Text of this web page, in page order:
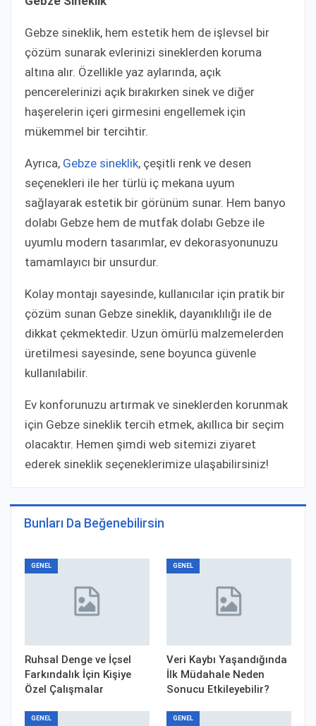
Gebze sineklik, hem estetik hem de işlevsel bir
çözüm sunarak evlerinizi sineklerden koruma
altına alır. Özellikle yaz aylarında, açık
pencerelerinizi açık bırakırken sinek ve diğer
haşerelerin içeri girmesini engellemek için
mükemmel bir tercihtir.
Ayrıca, Gebze sineklik, çeşitli renk ve desen
seçenekleri ile her türlü iç mekana uyum
sağlayarak estetik bir görünüm sunar. Hem banyo
dolabı Gebze hem de mutfak dolabı Gebze ile
uyumlu modern tasarımlar, ev dekorasyonunuzu
tamamlayıcı bir unsurdur.
Kolay montajı sayesinde, kullanıcılar için pratik bir
çözüm sunan Gebze sineklik, dayanıklılığı ile de
dikkat çekmektedir. Uzun ömürlü malzemelerden
üretilmesi sayesinde, sene boyunca güvenle
kullanılabilir.
Ev konforunuzu artırmak ve sineklerden korunmak
için Gebze sineklik tercih etmek, akıllıca bir seçim
olacaktır. Hemen şimdi web sitemizi ziyaret
ederek sineklik seçeneklerimize ulaşabilirsiniz!
Bunları Da Beğenebilirsin
GENEL
Ruhsal Denge ve İçsel
Farkındalık İçin Kişiye
Özel Çalışmalar
GENEL
Veri Kaybı Yaşandığında
İlk Müdahale Neden
Sonucu Etkileyebilir?
GENEL GENEL